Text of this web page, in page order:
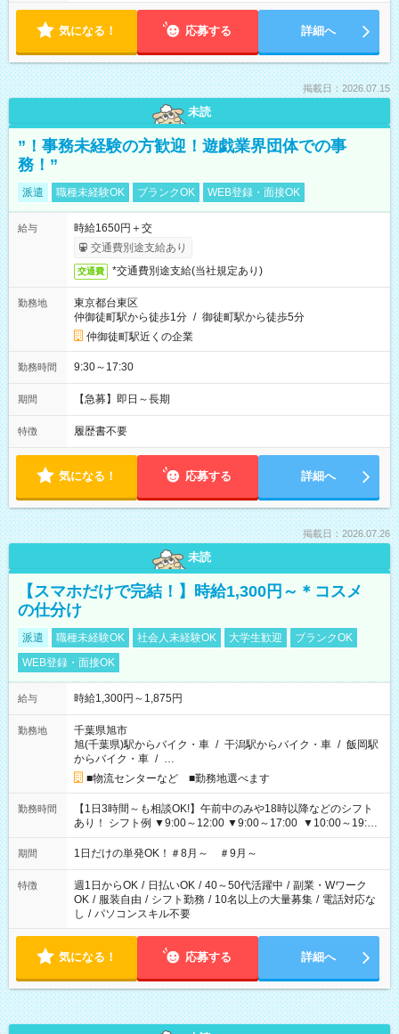
気になる！ 応募する 詳細へ
掲載日：2026.07.15
未読
”！事務未経験の方歓迎！遊戯業界団体での事
務！”
派遣 職種未経験OK ブランクOK WEB登録・面接OK
給与
時給1650円＋交
交通費別途支給あり
交通費 *交通費別途支給(当社規定あり)
勤務地
東京都台東区
仲御徒町駅から徒歩1分 / 御徒町駅から徒歩5分
仲御徒町駅近くの企業
勤務時間 9:30～17:30
期間 【急募】即日～長期
特徴 履歴書不要
気になる！ 応募する 詳細へ
掲載日：2026.07.26
未読
【スマホだけで完結！】時給1,300円～＊コスメ
の仕分け
派遣 職種未経験OK 社会人未経験OK 大学生歓迎
ブランクOK
WEB登録・面接OK
給与 時給1,300円～1,875円
勤務地
千葉県旭市
旭(千葉県)駅からバイク・車 / 干潟駅からバイク・車 / 飯岡駅
からバイク・車 / …
■物流センターなど ■勤務地選べます
勤務時間
【1日3時間～も相談OK!】午前中のみや18時以降などのシフト
あり！ シフト例 ▼9:00～12:00 ▼9:00～17:00 ▼10:00～19:00
▼18:00～21:00
期間 1日だけの単発OK！＃8月～ ＃9月～
特徴 週1日からOK / 日払いOK / 40～50代活躍中 / 副業・Wワーク
OK / 服装自由 / シフト勤務 / 10名以上の大量募集 / 電話対応な
し / パソコンスキル不要
気になる！ 応募する 詳細へ